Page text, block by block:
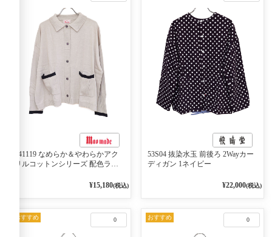
541119 なめらか＆やわらかアク
リルコットンシリーズ 配色ライ
ン 10ベージュ×ネイビー¥15,180(税込)
53S04 抜染水玉 前後ろ 2Wayカー
ディガン 1ネイビー
¥22,000(税込)
0
おすすめ 0
おすすめ